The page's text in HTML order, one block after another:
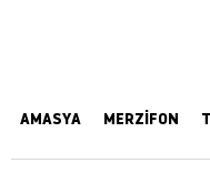
AMASYA MERZİFON